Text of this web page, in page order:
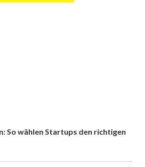
So wählen Startups den richtigen